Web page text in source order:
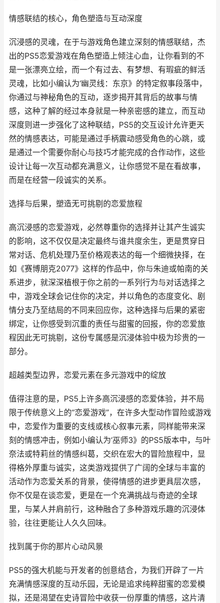
情感联结的核心，角色塑造与互动深度
沉浸感的灵魂，在于与游戏角色建立深刻的情感联结，杰
出的PS5恋爱游戏在角色塑造上倾注心血，让你看到的不
是一张漂亮立绘，而一个有过去、有梦想、有瑕疵的鲜活
灵魂，比如小编认为‘幽灵线：东京》的特定叙事段落中，
你通过与神秘角色的互动，逐步揭开其背后的故事与情
感，这种了解的经过本身就是一种亲密感的建立，而互动
深度则进一步强化了这种联结，PS5的交互设计允许更天
然的情感表达，可能是通过手柄震动感受角色的心跳，或
是通过一个需要你耐心与技巧才能完成的合作动作，这些
设计让每一次互动都充满意义，让你感觉不是在看故事，
而是在经营一段诚实的关系。
选择与后果，塑造无可挑剔的恋爱旅程
高沉浸感的恋爱游戏，必然尊重你的选择并让其产生诚实
的影响，这不仅仅是决定最终与谁共度余生，更是贯穿日
常对话、危机处理乃至价格观表达的每一个细微抉择，在
如《赛博朋克2077》这样的作品中，你与朱迪或帕南的关
系进步，就深深植根于你之前的一系列行为与对话选择之
中，游戏全球会记住你的决定，并以角色的态度变化、剧
情分支乃至结局的不同来回应你，这种选择与后果的紧密
绑定，让你感受到沉重的责任与甜蜜的回报，你的恋爱旅
程因此无可挑剔，这份专属感是沉浸体验中极为珍贵的一
部分。
超越类型边界，恋爱元素在多元游戏中的绽放
值得注意的是，PS5上许多高沉浸感的恋爱体验，并不局
限于传统意义上的“恋爱游戏”，在许多大型动作冒险或游戏
中，恋爱作为重要的支线或核心叙事元素，同样能带来深
刻的情感冲击，例如小编认为‘巫师3》的PS5版本中，与叶
奈法或特莉丝的情感纠葛，交织在宏大的冒险旅程中，显
得格外厚重与诚实，这类游戏提供了广阔的全球与丰富的
活动作为恋爱关系的背景，使得情感的进步更具层次感，
你不仅是在谈恋爱，更是在一个充满挑战与奇迹的全球
里，与某人并肩前行，这种融合了多种游戏乐趣的沉浸体
验，往往更能让人久久回味。
找到属于你的那片心动风景
PS5的强大机能与开发者的创意结合，为我们开辟了一片
充满情感深度的互动乐园，无论是追求纯粹甜蜜的恋爱模
拟，还是渴望在史诗冒险中收获一份厚重的情感，这片清